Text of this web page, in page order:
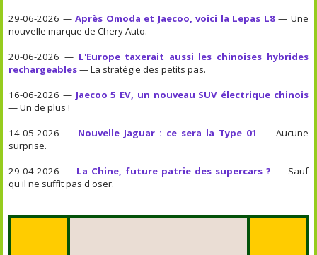
29-06-2026 —Après Omoda et Jaecoo, voici la Lepas L8— Une
nouvelle marque de Chery Auto.
20-06-2026 — L'Europe taxerait aussi les chinoises hybrides
rechargeables— La stratégie des petits pas.
16-06-2026 — Jaecoo 5 EV, un nouveau SUV électrique chinois
— Un de plus !
14-05-2026 — Nouvelle Jaguar : ce sera la Type 01 — Aucune
surprise.
29-04-2026 — La Chine, future patrie des supercars ? — Sauf
qu'il ne suffit pas d'oser.